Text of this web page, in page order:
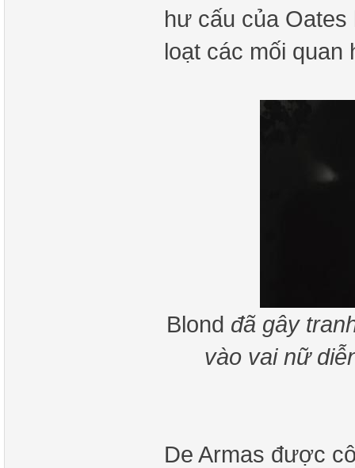
hư cấu của
loạt các mối quan
Blond đã gây
vào vai nữ
De Armas được